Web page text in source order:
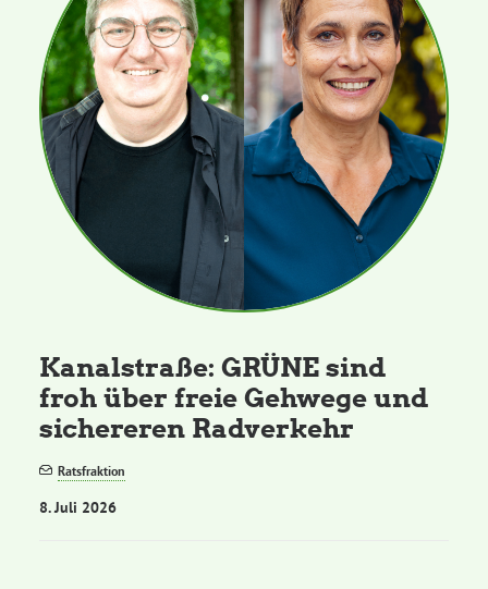
Kanalstraße: GRÜNE sind
froh über freie Gehwege und
sichereren Radverkehr
Ratsfraktion
8. Juli 2026